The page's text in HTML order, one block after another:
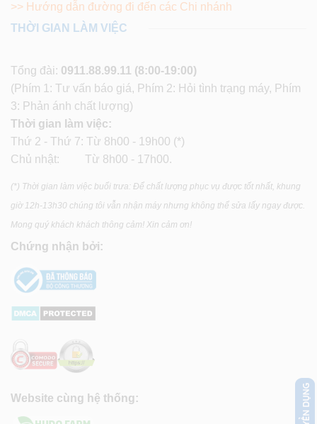
>> Hướng dẫn đường đi đến các Chi nhánh
THỜI GIAN LÀM VIỆC
Tổng đài: 0911.88.99.11 (8:00-19:00)
(Phím 1: Tư vấn báo giá, Phím 2: Hỏi tình trạng máy, Phím
3: Phản ánh chất lượng)
Thời gian làm việc:
Thứ 2 - Thứ 7: Từ 8h00 - 19h00 (*)
Chủ nhật: Từ 8h00 - 17h00.
(*) Thời gian làm việc buổi trưa: Để chất lượng phục vụ được tốt nhất, khung
giờ 12h-13h30 chúng tôi vẫn nhận máy nhưng không thể sửa lấy ngay được.
Mong quý khách khách thông cảm! Xin cảm ơn!
Chứng nhận bởi:
Website cùng hệ thống: